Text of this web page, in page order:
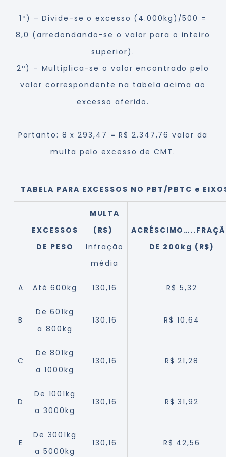
1º) – Divide-se o excesso (4.000kg)/500 =
8,0 (arredondando-se o valor para o inteiro
superior).
2º) – Multiplica-se o valor encontrado pelo
valor correspondente na tabela acima ao
excesso aferido.
Portanto: 8 x 293,47 = R$ 2.347,76 valor da
multa pelo excesso de CMT.
TABELA PARA EXCESSOS NO PBT/PBTC e
EXCESSOS
DE PESO
MULTA
(R$)
Infração
média
DE 200kg (R$)
A Até 600kg 130,16 R$ 5,32
B
De 601kg
a 800kg
130,16 R$ 10,64
C
De 801kg
a 1000kg
130,16 R$ 21,28
D
De 1001kg
a 3000kg
130,16 R$ 31,92
E
De 3001kg
a 5000kg
130,16 R$ 42,56